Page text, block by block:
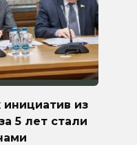
из
5 лет стали